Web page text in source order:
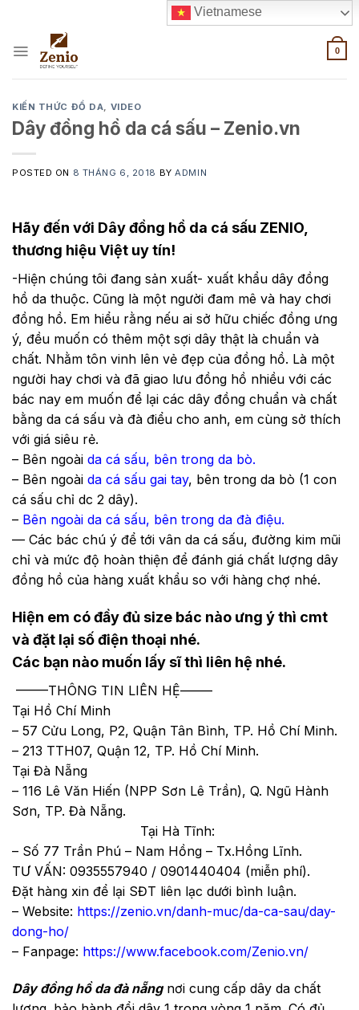
content
0
KIẾN THỨC ĐỒ DA, VIDEO
Dây đồng hồ da cá sấu – Zenio.vn
POSTED ON 8 THÁNG 6, 2018 BYADMIN
Hãy đến với Dây đồng hồ da cá sấu ZENIO,
thương hiệu Việt uy tín!
-Hiện chúng tôi đang sản xuất- xuất khẩu dây đồng
hồ da thuộc. Cũng là một người đam mê và hay chơi
đồng hồ. Em hiểu rằng nếu ai sở hữu chiếc đồng ưng
ý, đều muốn có thêm một sợi dây thật là chuẩn và
chất. Nhằm tôn vinh lên vẻ đẹp của đồng hồ. Là một
người hay chơi và đã giao lưu đồng hồ nhiều với các
bác nay em muốn để lại các dây đồng chuẩn và chất
bằng da cá sấu và đà điểu cho anh, em cùng sở thích
với giá siêu rẻ.
– Bên ngoài da cá sấu, bên trong da bò.
– Bên ngoài da cá sấu gai tay, bên trong da bò (1 con
cá sấu chỉ dc 2 dây).
– Bên ngoài da cá sấu, bên trong da đà điệu.
— Các bác chú ý để tới vân da cá sấu, đường kim mũi
chỉ và mức độ hoàn thiện để đánh giá chất lượng dây
đồng hồ của hàng xuất khẩu so với hàng chợ nhé.
Hiện em có đầy đủ size bác nào ưng ý thì cmt
và đặt lại số điện thoại nhé.
Các bạn nào muốn lấy sĩ thì liên hệ nhé.
——–THÔNG TIN LIÊN HỆ——–
Tại Hồ Chí Minh
– 57 Cửu Long, P2, Quận Tân Bình, TP. Hồ Chí Minh.
– 213 TTH07, Quận 12, TP. Hồ Chí Minh.
Tại Đà Nẵng
– 116 Lê Văn Hiến (NPP Sơn Lê Trần), Q. Ngũ Hành
Sơn, TP. Đà Nẵng.
Tại Hà Tĩnh:
– Số 77 Trần Phú – Nam Hồng – Tx.Hồng Lĩnh.
TƯ VẤN: 0935557940 / 0901440404 (miễn phí).
Đặt hàng xin để lại SĐT liên lạc dưới bình luận.
– Website: https://zenio.vn/danh-muc/da-ca-sau/day-
dong-ho/
– Fanpage: https://www.facebook.com/Zenio.vn/
Dây đồng hồ da đà nẵngnơi cung cấp dây da chất
Vietnamese